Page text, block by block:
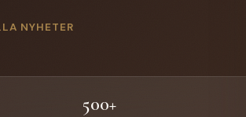
i pension efter 12 år hos oss.
& Anette och vi önskar de all lycka till
NYHETER
500+